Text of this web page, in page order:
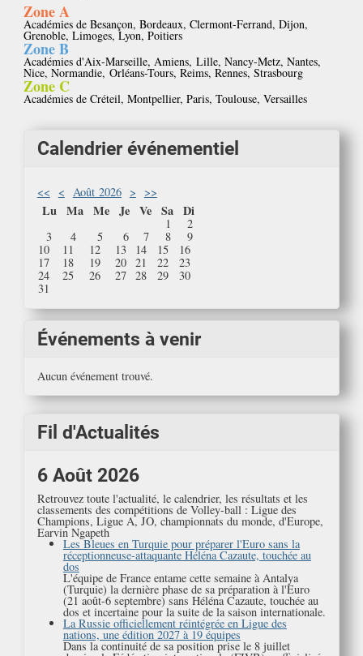
Zone A
Académies de Besançon, Bordeaux, Clermont-Ferrand, Dijon,
Grenoble, Limoges, Lyon, Poitiers
Zone B
Académies d'Aix-Marseille, Amiens, Lille, Nancy-Metz, Nantes,
Nice, Normandie, Orléans-Tours, Reims, Rennes, Strasbourg
Zone C
Académies de Créteil, Montpellier, Paris, Toulouse, Versailles
Calendrier événementiel
<< < Août 2026 > >>
Lu Ma Me Je Ve Sa Di
1
2
3
4 5 6 7 8
9
10
11 12 13 14 15
16
17
18 19 20 21 22
23
24
25 26 27 28 29
30
31
Événements à venir
Aucun événement trouvé.
Fil d'Actualités
6 Août 2026
Retrouvez toute l'actualité, le calendrier, les résultats et les
classements des compétitions de Volley-ball : Ligue des
Champions, Ligue A, JO, championnats du monde, d'Europe,
Earvin Ngapeth
Les Bleues en Turquie pour préparer l'Euro sans la
réceptionneuse-attaquante Héléna Cazaute, touchée au
dos
L'équipe de France entame cette semaine à Antalya
(Turquie) la dernière phase de sa préparation à l'Euro
(21 août-6 septembre) sans Héléna Cazaute, touchée au
dos et incertaine pour la suite de la saison internationale.
La Russie officiellement réintégrée en Ligue des
nations, une édition 2027 à 19 équipes
Dans la continuité de sa position prise le 8 juillet